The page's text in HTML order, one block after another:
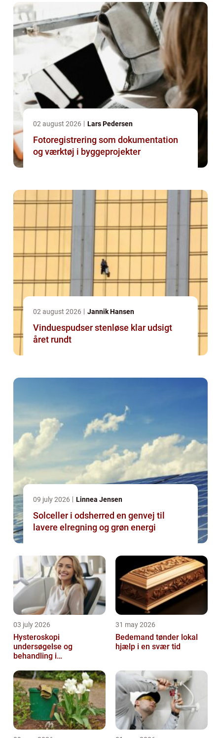
02 august 2026 Lars Pedersen
Fotoregistrering som dokumentation
og værktøj i byggeprojekter
02 august 2026 Jannik Hansen
Vinduespudser stenløse klar udsigt
året rundt
09 july 2026 Linnea Jensen
Solceller i odsherred en genvej til
lavere elregning og grøn energi
03 july 2026
Hysteroskopi
undersøgelse og
behandling i
31 may 2026
Bedemand tønder lokal
hjælp i en svær tid